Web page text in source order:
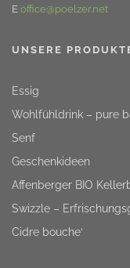
E office@poelzer.net
UNSERE
Essig
Wohlfühldrink – pure
Senf
Geschenkideen
Affenberger BIO
Swizzle –
Cidre bouche‘